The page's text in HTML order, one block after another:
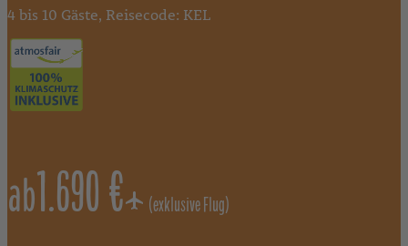
4 bis 10 Gäste, Reisecode: KEL
ab1.690 € (exklusive Flug)